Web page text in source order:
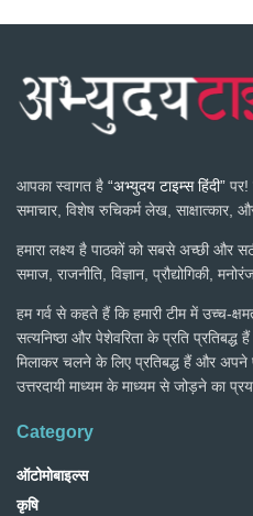
आपका स्वागत है “अभ्युदय टाइम्स हिंदी” पर!
समाचार, विशेष रुचिकर्म लेख, साक्षात्कार,
हमारा लक्ष्य है पाठकों को सबसे अच्छी और
समाज, राजनीति, विज्ञान, प्रौद्योगिकी,
हम गर्व से कहते हैं कि हमारी टीम में उच्च-
सत्यनिष्ठा और पेशेवरिता के प्रति
मिलाकर चलने के लिए प्रतिबद्ध हैं और अपने
उत्तरदायी माध्यम के माध्यम से जोड़ने का
Category
ऑटोमोबाइल्स
कृषि